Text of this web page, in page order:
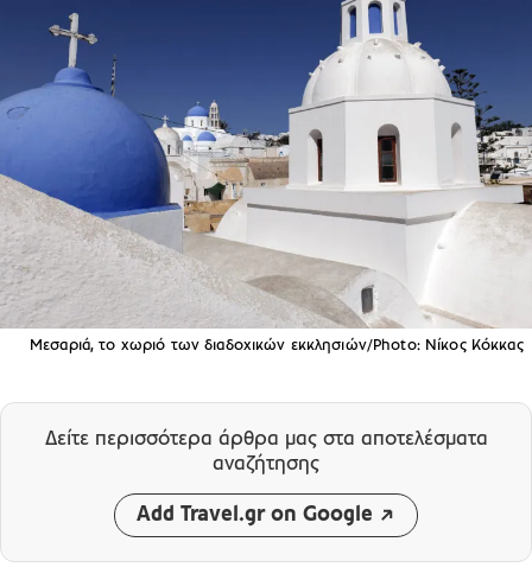
Μεσαριά, το χωριό των διαδοχικών εκκλησιών/Photo: Νίκος Κόκκας
Δείτε περισσότερα άρθρα μας στα αποτελέσματα
αναζήτησης
Add Travel.gr on Google